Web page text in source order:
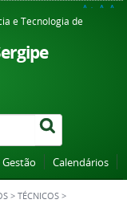
A+ A A-
e Tecnologia de
Calendários
> TÉCNICOS >